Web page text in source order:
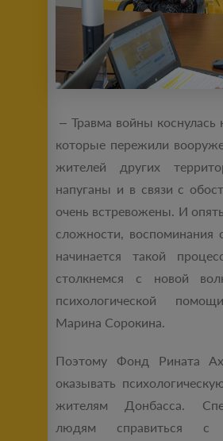
– Травма войны коснулась
которые пережили
жителей других
напуганы и в связи с
очень встревожены. И
сложности, воспоминания
начинается такой
столкнемся с новой
психологической
Марина Сорокина.
Поэтому Фонд Рината
оказывать
жителям Донбасса.
людям справиться с